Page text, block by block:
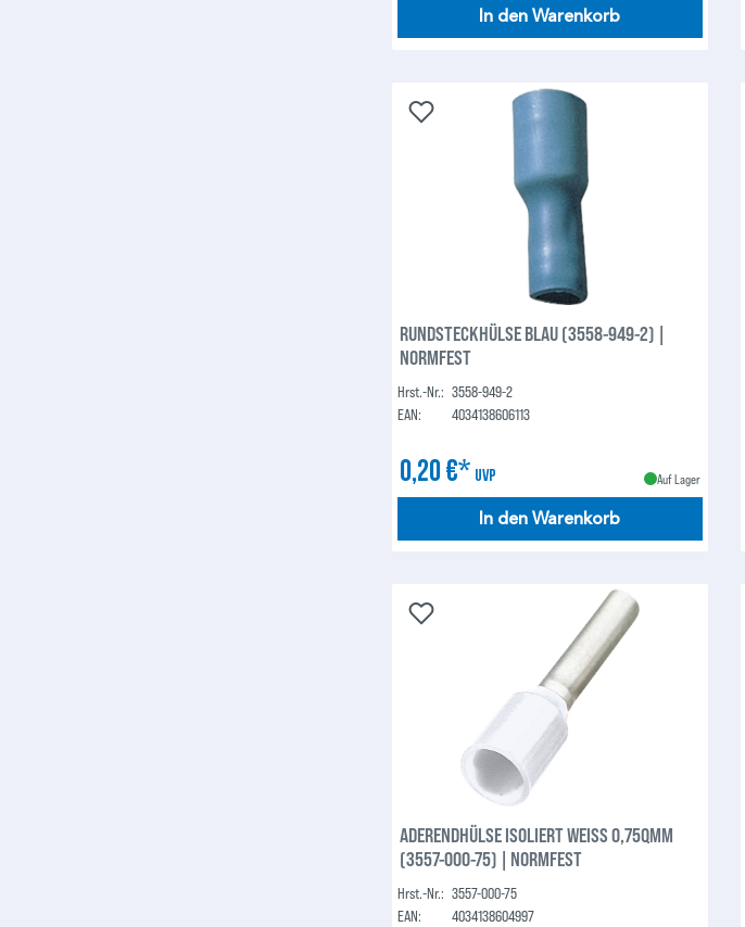
In den Warenkorb
RUNDSTECKHÜLSE BLAU (3558-949-2) |
NORMFEST
Hrst.-Nr.: 3558-949-2
EAN:
4034138606113
0,20 €* UVP Auf Lager
In den Warenkorb
ADERENDHÜLSE ISOLIERT WEISS 0,75QMM
(3557-000-75) | NORMFEST
Hrst.-Nr.: 3557-000-75
EAN:
4034138604997